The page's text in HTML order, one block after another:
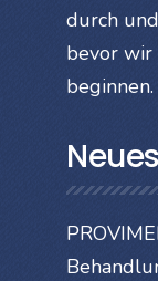
durch
bevor wir
beginnen.